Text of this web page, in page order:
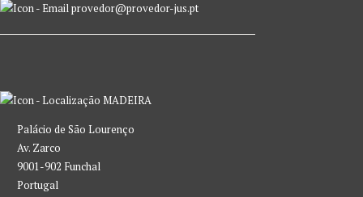
provedor@provedor-jus.pt
MADEIRA
Palácio de São Lourenço
Av. Zarco
9001-902 Funchal
Portugal